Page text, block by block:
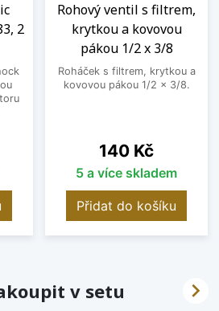
2
Rohový ventil s filtrem,
krytkou a kovovou
pákou 1/2 x 3/8
Roháček s filtrem, krytkou a
kovovou pákou 1/2 x 3/8.
Cena
140 Kč
5 a více skladem
Přidat do košíku
v setu 